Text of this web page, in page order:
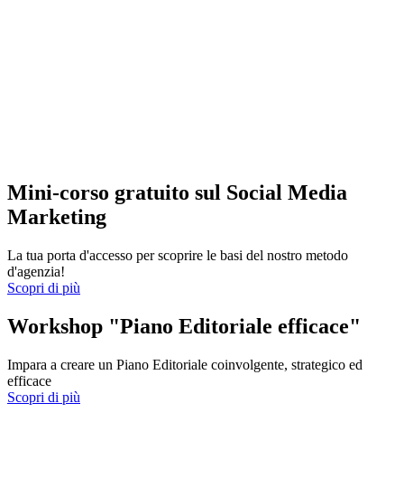
Mini-corso gratuito sul Social Media
Marketing
La tua porta d'accesso per scoprire le basi del nostro metodo
d'agenzia!
Scopri di più
Workshop "Piano Editoriale efficace"
Impara a creare un Piano Editoriale coinvolgente, strategico ed
efficace
Scopri di più